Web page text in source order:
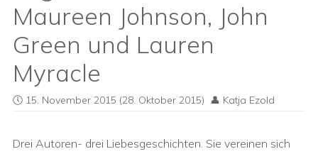
Maureen Johnson, John
Green und Lauren
Myracle
15. November 2015 (28. Oktober 2015) Katja Ezold
Drei Autoren- drei Liebesgeschichten. Sie vereinen sich